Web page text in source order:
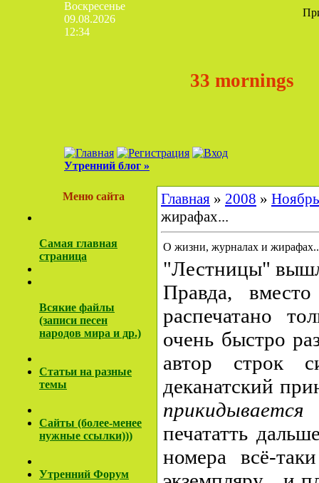
Воскресенье
09.08.2026
12:34
33 mornings
Утренний блог »
Меню сайта
Самая главная
страница
Всякие файлы
(записи песен
народов мира и др.)
Cтатьи на разные
темы
Сайты (более-менее
нужные ссылки)))
Утренний Форум
Главная » 2008 » Ноябрь
жирафах...
О жизни, журналах и
"Лестницы"
Правда,
распечатано
очень быстро
автор строк
деканатский
прикидывается
печататть
номера всё-